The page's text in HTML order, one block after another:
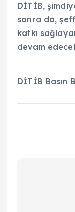
DİTİB,
sonra da,
katkı
devam
DİTİB Basın